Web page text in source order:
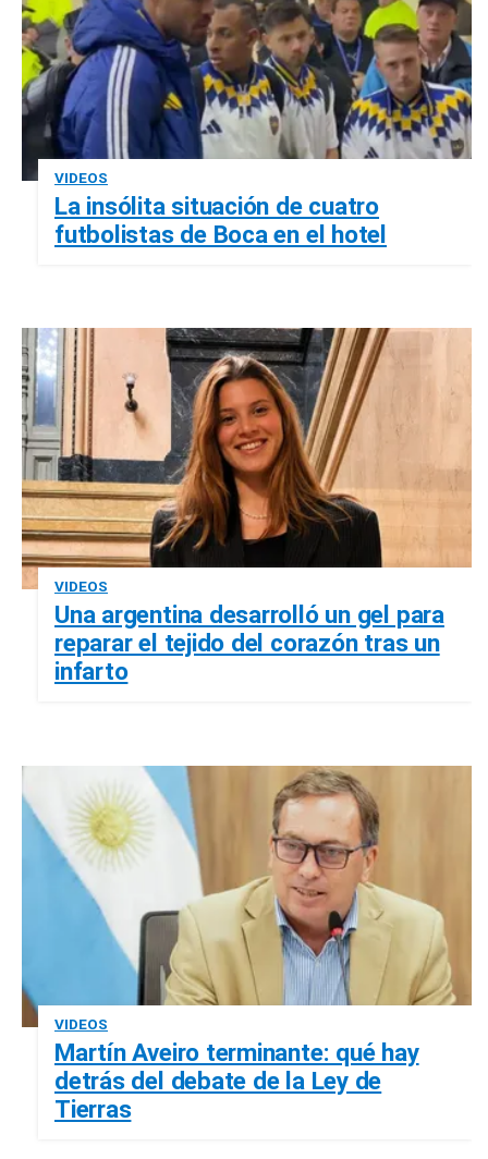
VIDEOS
La insólita situación de cuatro
futbolistas de Boca en el hotel
VIDEOS
Una argentina desarrolló un gel para
reparar el tejido del corazón tras un
infarto
VIDEOS
Martín Aveiro terminante: qué hay
detrás del debate de la Ley de
Tierras